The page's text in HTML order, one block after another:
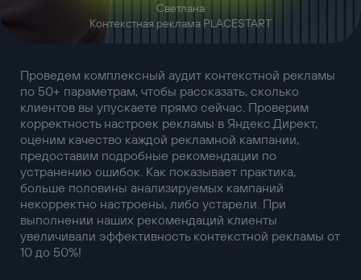
Светлана
Контекстная реклама PLACESTART
Проведем комплексный аудит контекстной рекламы
по 50+ параметрам, чтобы рассказать, сколько
клиентов вы упускаете прямо сейчас. Проверим
корректность настроек рекламы в Яндекс.Директ,
оценим качество каждой рекламной кампании,
предоставим подробные рекомендации по
устранению ошибок. Как показывает практика,
больше половины анализируемых кампаний
некорректно настроены, либо устарели. При
выполнении наших рекомендаций клиенты
увеличивали эффективность контекстной рекламы от
10 до 50%!